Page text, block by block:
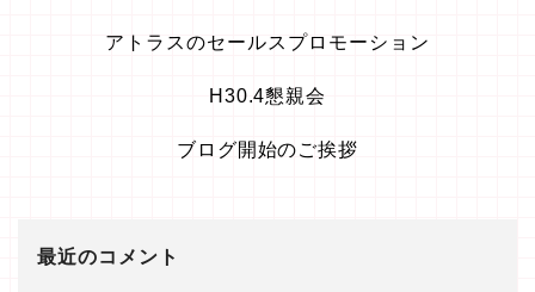
アトラスのセールスプロモーション
H30.4懇親会
ブログ開始のご挨拶
最近のコメント